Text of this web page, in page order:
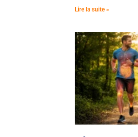
Lire la suite »